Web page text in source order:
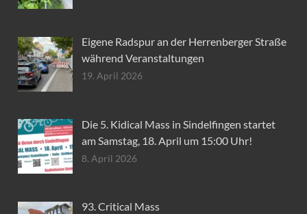
Eigene Radspur an der Herrenberger Straße
während Veranstaltungen
19. April 2026
Die 5. Kidical Mass in Sindelfingen startet
am Samstag, 18. April um 15:00 Uhr!
8. April 2026
93. Critical Mass